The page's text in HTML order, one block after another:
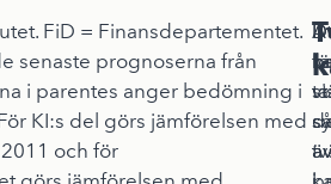
FiD = Finansdepartementet.
senaste prognoserna från
i parentes anger bedömning i
KI:s del görs jämförelsen med
och för
så
ta
av